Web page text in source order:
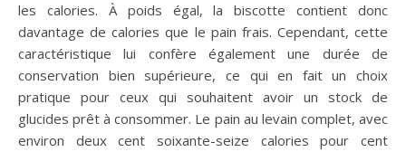
les calories. À poids égal, la biscotte contient donc
davantage de calories que le pain frais. Cependant, cette
caractéristique lui confère également une durée de
conservation bien supérieure, ce qui en fait un choix
pratique pour ceux qui souhaitent avoir un stock de
glucides prêt à consommer. Le pain au levain complet, avec
environ deux cent soixante-seize calories pour cent